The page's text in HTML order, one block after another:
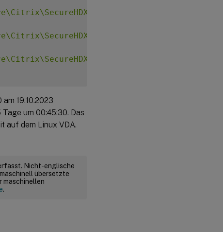
19.10.2023
um 00:45:30. Das
auf dem Linux VDA.
Nicht-englische
übersetzte
maschinellen
.